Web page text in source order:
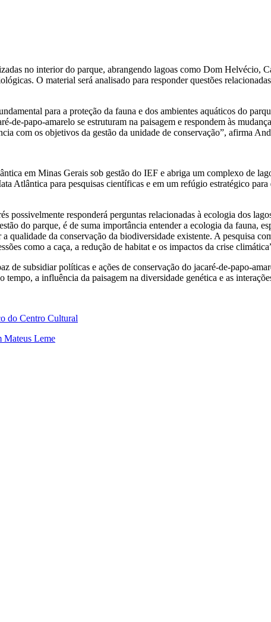
no interior do parque, abrangendo lagoas como Dom Helvécio,
O material será analisado para responder questões
para a proteção da fauna e dos ambientes aquáticos do
de-papo-amarelo se estruturam na paisagem e respondem às
com os objetivos da gestão da unidade de conservação”, afirma
em Minas Gerais sob gestão do IEF e abriga um complexo de
Atlântica para pesquisas científicas e em um refúgio estratégico
possivelmente responderá perguntas relacionadas à ecologia dos
do parque, é de suma importância entender a ecologia da fauna,
qualidade da conservação da biodiversidade existente. A pesquisa
como a caça, a redução de habitat e os impactos da crise
de subsidiar políticas e ações de conservação do jacaré-de-papo-
a influência da paisagem na diversidade genética e as
do Centro Cultural
Mateus Leme